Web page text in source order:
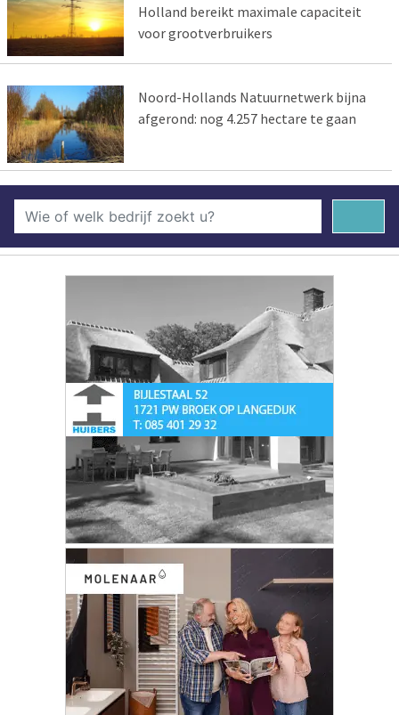
Holland bereikt maximale capaciteit
voor grootverbruikers
Noord-Hollands Natuurnetwerk bijna
afgerond: nog 4.257 hectare te gaan